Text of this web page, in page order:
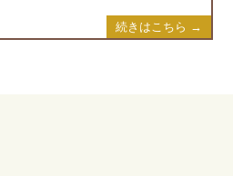
続きはこちら →